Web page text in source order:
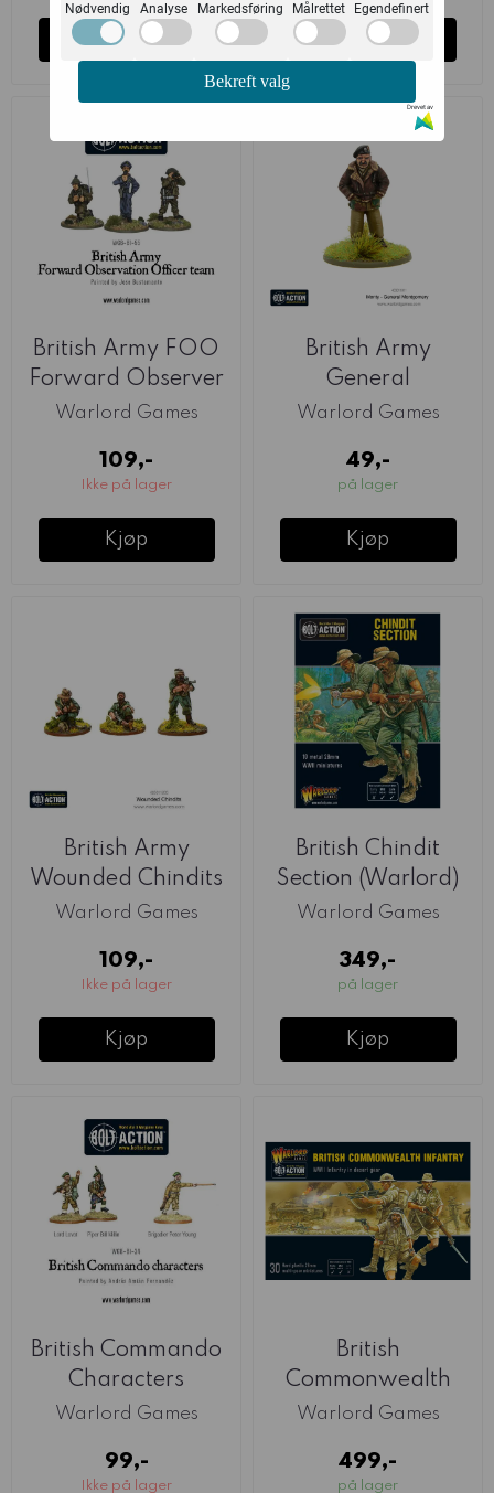
Kjøp Kjøp
British Army FOO
Forward Observer
Officers ...
Warlord Games
109,-
Ikke på lager
Kjøp
British Army
General
Montgomery
Warlord Games
49,-
på lager
Kjøp
British Army
Wounded Chindits
(Warlord)
Warlord Games
109,-
Ikke på lager
Kjøp
British Chindit
Section (Warlord)
Warlord Games
349,-
på lager
Kjøp
British Commando
Characters
(Warlord)
Warlord Games
99,-
Ikke på lager
British
Commonwealth
Infantry (Warlord)
Warlord Games
499,-
på lager
Nødvendig Analyse Markedsføring Målrettet Egendefinert
Bekreft valg
Drevet av